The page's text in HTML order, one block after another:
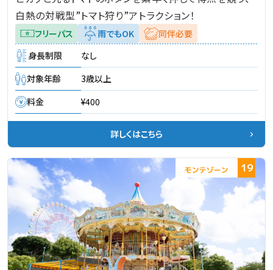
白熱の対戦型”トマト狩り”アトラクション！
フリーパス 雨でもOK
同伴必要
身長制限
なし
対象年齢
3歳以上
料金
¥400
詳しくはこちら
19